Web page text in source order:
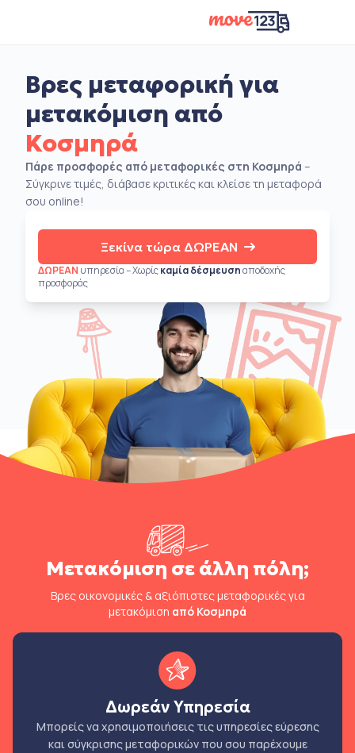
Βρες μεταφορική για
μετακόμιση από
Κοσμηρά
Πάρε προσφορές από μεταφορικές στη Κοσμηρά –
Σύγκρινε τιμές, διάβασε κριτικές και κλείσε τη μεταφορά
σου online!
Ξεκίνα τώρα ΔΩΡΕΑΝ
ΔΩΡΕΑΝ υπηρεσία – Χωρίςκαμία δέσμευσηαποδοχής
προσφοράς
Μετακόμιση σε άλλη πόλη;
Βρες οικονομικές & αξιόπιστες μεταφορικές για
μετακόμιση από Κοσμηρά
Δωρεάν Υπηρεσία
Μπορείς να χρησιμοποιήσεις τις υπηρεσίες εύρεσης
και σύγκρισης μεταφορικών που σου παρέχουμε